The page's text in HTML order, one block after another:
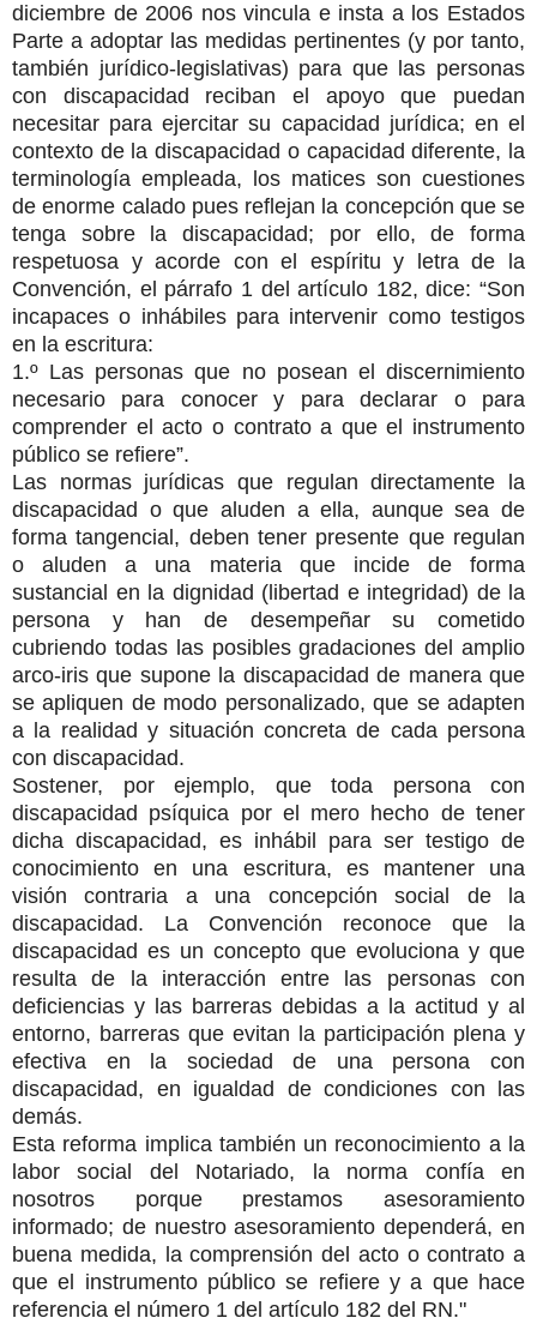
diciembre de 2006 nos vincula e insta a los Estados
Parte a adoptar las medidas pertinentes (y por tanto,
también jurídico-legislativas) para que las personas
con discapacidad reciban el apoyo que puedan
necesitar para ejercitar su capacidad jurídica; en el
contexto de la discapacidad o capacidad diferente, la
terminología empleada, los matices son cuestiones
de enorme calado pues reflejan la concepción que se
tenga sobre la discapacidad; por ello, de forma
respetuosa y acorde con el espíritu y letra de la
Convención, el párrafo 1 del artículo 182, dice: “Son
incapaces o inhábiles para intervenir como testigos
en la escritura:
1.º Las personas que no posean el discernimiento
necesario para conocer y para declarar o para
comprender el acto o contrato a que el instrumento
público se refiere”.
Las normas jurídicas que regulan directamente la
discapacidad o que aluden a ella, aunque sea de
forma tangencial, deben tener presente que regulan
o aluden a una materia que incide de forma
sustancial en la dignidad (libertad e integridad) de la
persona y han de desempeñar su cometido
cubriendo todas las posibles gradaciones del amplio
arco-iris que supone la discapacidad de manera que
se apliquen de modo personalizado, que se adapten
a la realidad y situación concreta de cada persona
con discapacidad.
Sostener, por ejemplo, que toda persona con
discapacidad psíquica por el mero hecho de tener
dicha discapacidad, es inhábil para ser testigo de
conocimiento en una escritura, es mantener una
visión contraria a una concepción social de la
discapacidad. La Convención reconoce que la
discapacidad es un concepto que evoluciona y que
resulta de la interacción entre las personas con
deficiencias y las barreras debidas a la actitud y al
entorno, barreras que evitan la participación plena y
efectiva en la sociedad de una persona con
discapacidad, en igualdad de condiciones con las
demás.
Esta reforma implica también un reconocimiento a la
labor social del Notariado, la norma confía en
nosotros porque prestamos asesoramiento
informado; de nuestro asesoramiento dependerá, en
buena medida, la comprensión del acto o contrato a
que el instrumento público se refiere y a que hace
referencia el número 1 del artículo 182 del RN."